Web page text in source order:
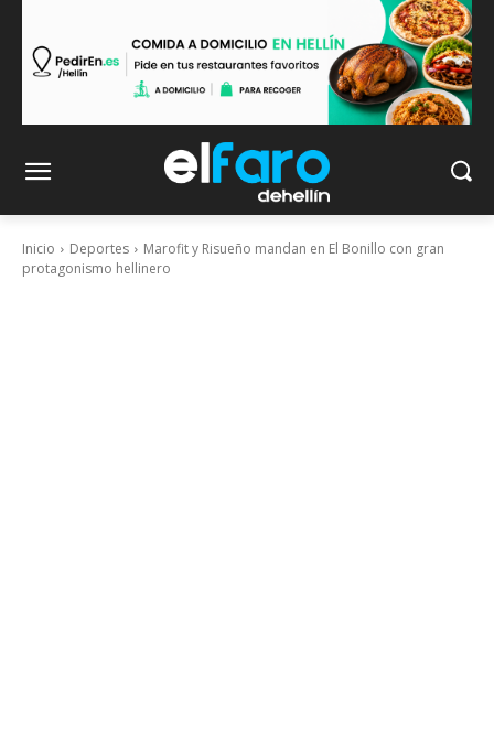
Inicio Deportes
Marofit y Risueño mandan en El Bonillo con gran
protagonismo hellinero